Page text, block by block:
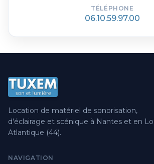
TÉLÉPHONE
06.10.59.97.00
Location de matériel de sonorisation,
d'éclairage et scénique à Nantes et en
Atlantique (44).
NAVIGATION